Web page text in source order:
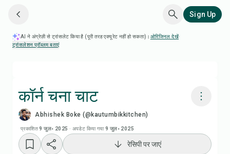
Sign Up
AI ने अंग्रेज़ी से ट्रांसलेट किया है (पूरी तरह एक्यूरेट नहीं हो सकता)। ओरिजिनल देखें·
ट्रांसलेशन प्रॉब्लम बताएं
कॉर्न चना चाट
Abhishek Boke (@kautumbikkitchen)
प्रकाशित 9 जुल॰ 2025 · अपडेट किया गया 9 जुल॰ 2025
रेसिपी वीडियो देखें
रेसिपी पर जाएं